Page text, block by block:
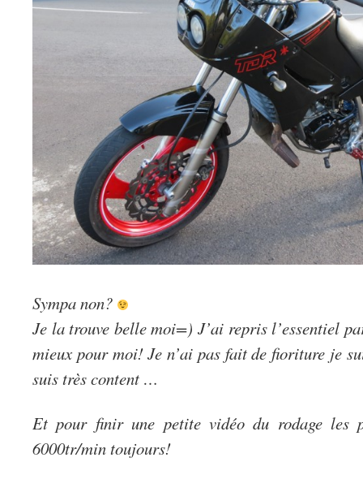
Sympa non?
Je la trouve belle moi=) J’ai repris l’essentiel
mieux pour moi! Je n’ai pas fait de fioriture je
suis très content …
Et pour finir une petite vidéo du rodage les
6000tr/min toujours!